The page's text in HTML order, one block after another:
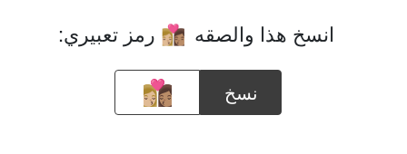
انسخ هذا والصقه 👩🏼‍❤️‍💋‍👩🏽 رمز تعبيري:
نسخ